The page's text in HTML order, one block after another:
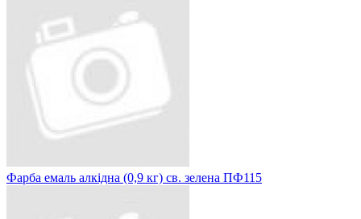
Фарба емаль алкідна (0,9 кг) св. зелена ПФ115